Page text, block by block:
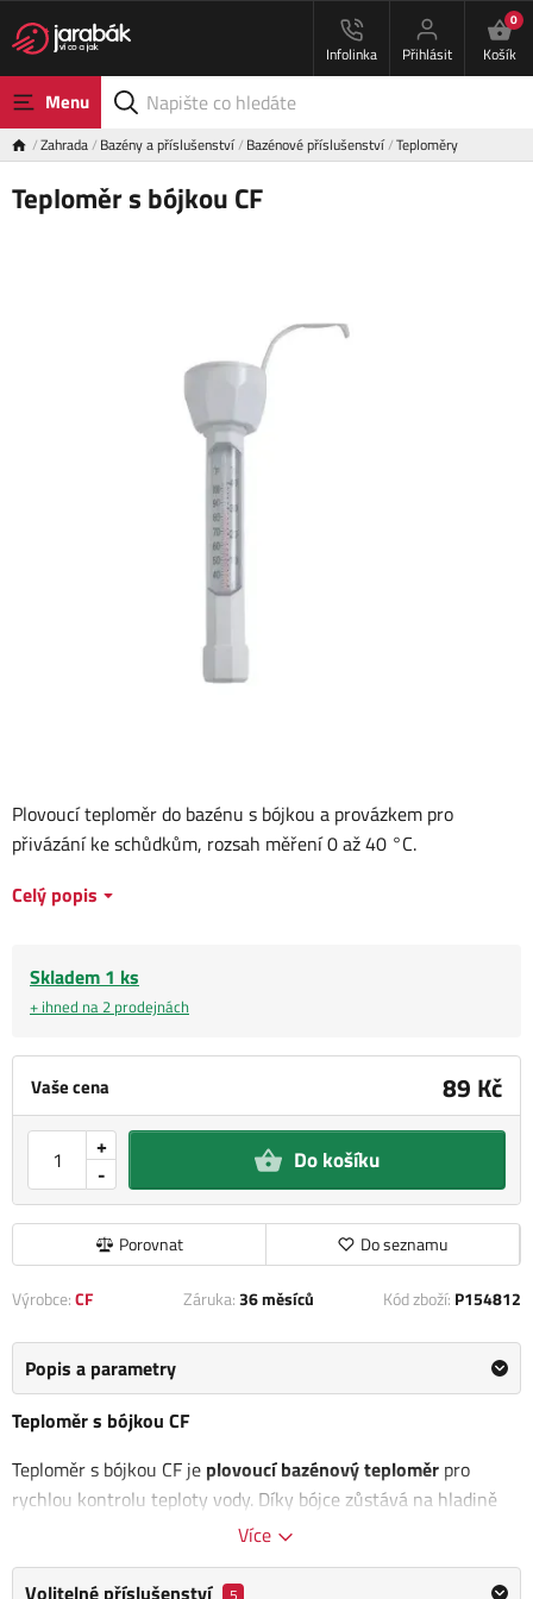
Infolinka Přihlásit
0
Košík
Menu
Zahrada Bazény a příslušenství Bazénové příslušenství Teploměry
Teploměr s bójkou CF
Vaše cena 89 Kč
-
+ Do košíku
Porovnat Do seznamu
Plovoucí teploměr do bazénu s bójkou a provázkem pro
přivázání ke schůdkům, rozsah měření 0 až 40 °C.
Celý popis
Skladem 1 ks
+ ihned na 2 prodejnách
Výrobce:CF Záruka:36 měsíců Kód zboží: P154812
Popis a parametry
Teploměr s bójkou CF
Teploměr s bójkou CF je plovoucí bazénový teploměr pro
rychlou kontrolu teploty vody. Díky bójce zůstává na hladině
dobře viditelný a máte tak přehled o aktuální teplotě kdykoliv
Více
Volitelné příslušenství